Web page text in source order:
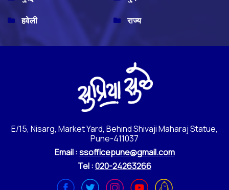
हवेली
राज्य
E/15, Nisarg, Market Yard, Behind Shivaji Maharaj Statue,
Pune-411037
Email :ssofficepune@gmail.com
Tel :020-24263266